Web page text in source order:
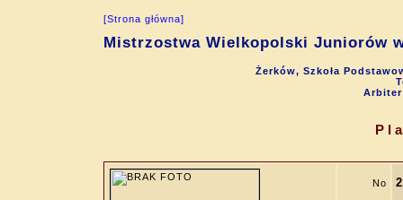
[Strona główna]
Mistrzostwa Wielkopolski Juniorów
Żerków, Szkoła
No